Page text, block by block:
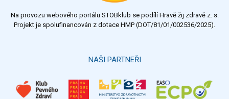
Na provozu webového portálu STOBklub se podílí Hravě žij zdravě z. s.
Projekt je spolufinancován z dotace HMP (DOT/81/01/002536/2025).
NAŠI PARTNEŘI